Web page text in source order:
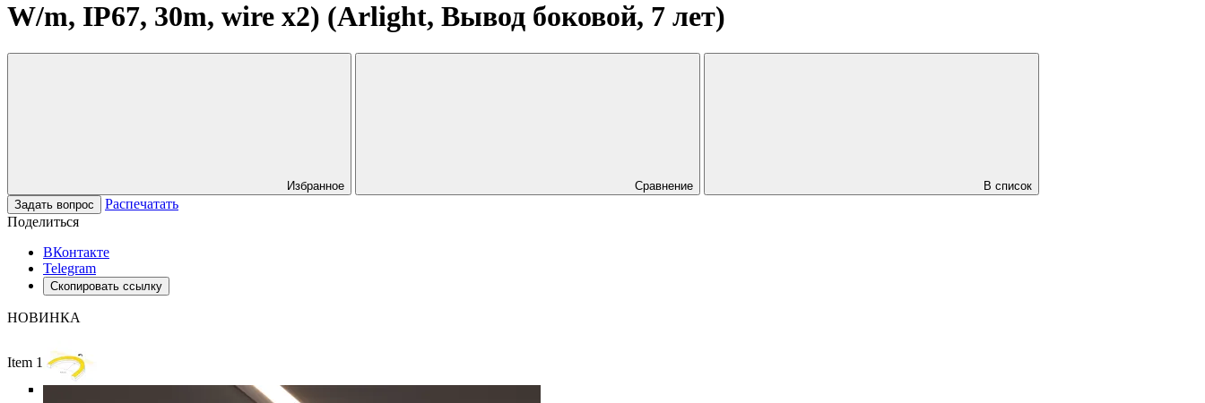
W/m, IP67, 30m, wire x2) (Arlight, Вывод боковой, 7 лет)
Избранное Сравнение
В список
Задать вопрос
Распечатать
Поделиться
ВКонтакте
Telegram
Скопировать ссылку
НОВИНКА
Item 1 of 6